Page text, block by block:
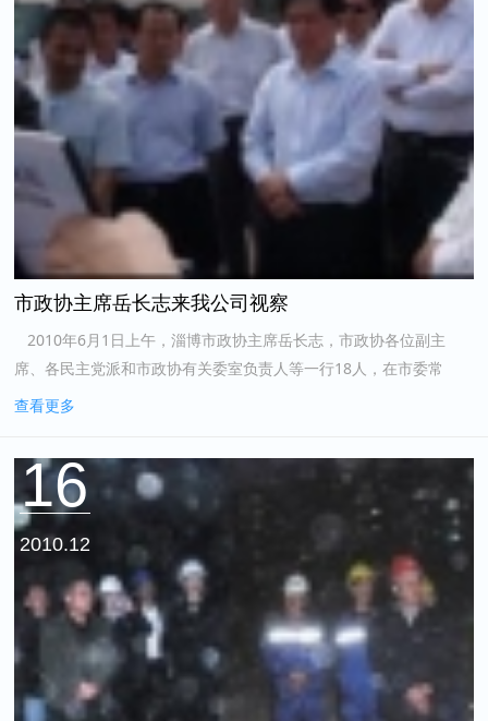
市政协主席岳长志来我公司视察
2010年6月1日上午，淄博市政协主席岳长志，市政协各位副主
席、各民主党派和市政协有关委室负责人等一行18人，在市委常
委、副市长王顶岐，市委常委、市委组织部长刘中会，市政府特...
查看更多
16
2010.12